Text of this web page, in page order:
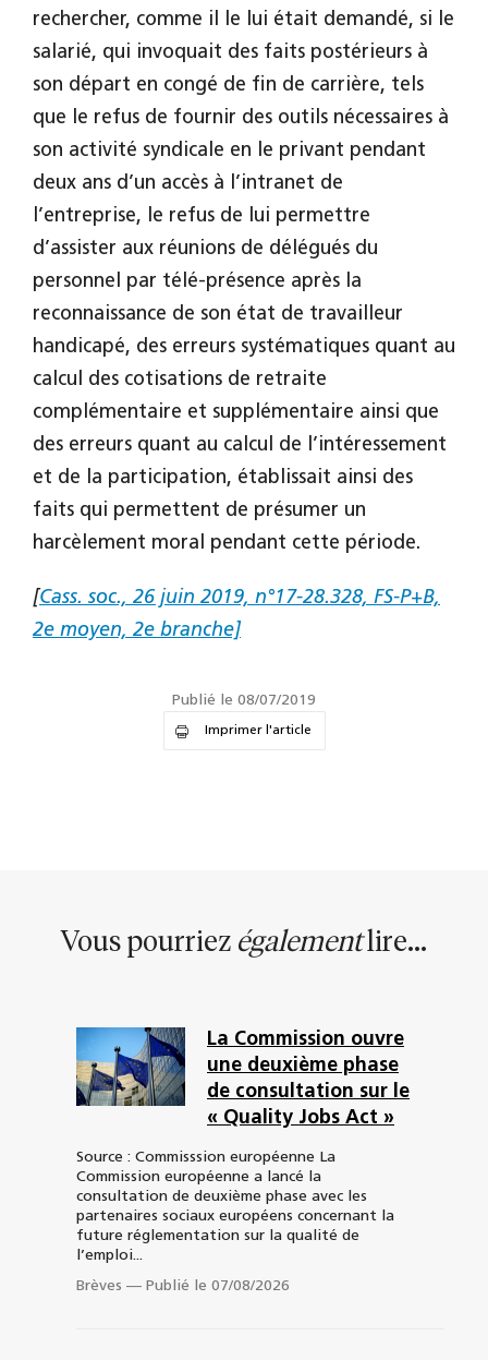
rechercher, comme il le lui était demandé, si le
salarié, qui invoquait des faits postérieurs à
son départ en congé de fin de carrière, tels
que le refus de fournir des outils nécessaires à
son activité syndicale en le privant pendant
deux ans d’un accès à l’intranet de
l’entreprise, le refus de lui permettre
d’assister aux réunions de délégués du
personnel par télé-présence après la
reconnaissance de son état de travailleur
handicapé, des erreurs systématiques quant au
calcul des cotisations de retraite
complémentaire et supplémentaire ainsi que
des erreurs quant au calcul de l’intéressement
et de la participation, établissait ainsi des
faits qui permettent de présumer un
harcèlement moral pendant cette période.
[Cass. soc., 26 juin 2019, n°17-28.328, FS-P+B,
2e moyen, 2e branche]
Publié le 08/07/2019
Imprimer l'article
Vous pourriez égalementlire...
La Commission ouvre
une deuxième phase
de consultation sur le
« Quality Jobs Act »
Source : Commisssion européenne La
Commission européenne a lancé la
consultation de deuxième phase avec les
partenaires sociaux européens concernant la
future réglementation sur la qualité de
l’emploi...
Brèves — Publié le 07/08/2026